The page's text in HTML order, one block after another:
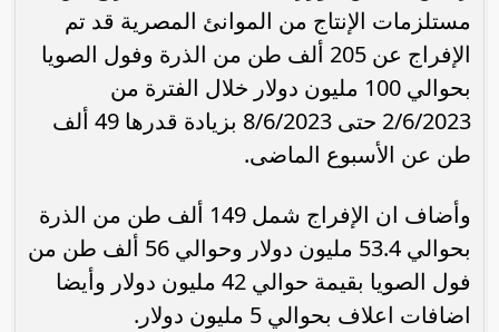
مستلزمات الإنتاج من الموانئ المصرية قد تم
الإفراج عن 205 ألف طن من الذرة وفول الصويا
بحوالي 100 مليون دولار خلال الفترة من
2/6/2023 حتى 8/6/2023 بزيادة قدرها 49 ألف
طن عن الأسبوع الماضى.
وأضاف ان الإفراج شمل 149 ألف طن من الذرة
بحوالي 53.4 مليون دولار وحوالي 56 ألف طن من
فول الصويا بقيمة حوالي 42 مليون دولار وأيضا
اضافات اعلاف بحوالي 5 مليون دولار.